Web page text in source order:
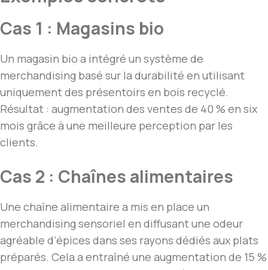
Cas 1 : Magasins bio
Un magasin bio a intégré un système de
merchandising basé sur la durabilité en utilisant
uniquement des présentoirs en bois recyclé.
Résultat : augmentation des ventes de 40 % en six
mois grâce à une meilleure perception par les
clients.
Cas 2 : Chaînes alimentaires
Une chaîne alimentaire a mis en place un
merchandising sensoriel en diffusant une odeur
agréable d’épices dans ses rayons dédiés aux plats
préparés. Cela a entraîné une augmentation de 15 %